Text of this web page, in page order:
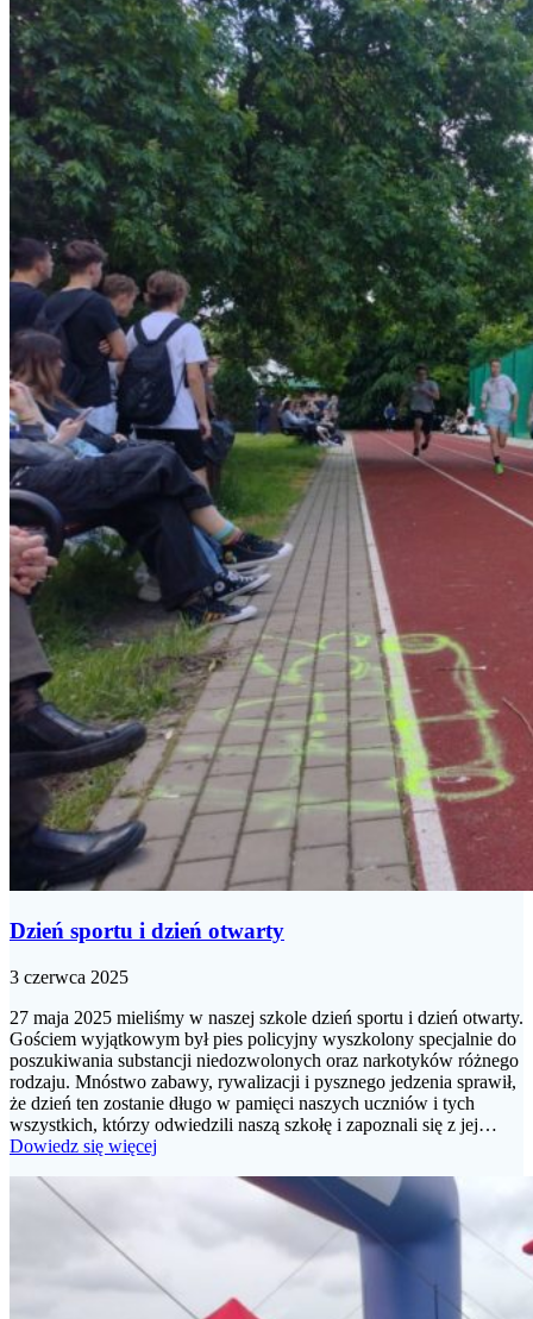
Dzień sportu i dzień otwarty
3 czerwca 2025
27 maja 2025 mieliśmy w naszej szkole dzień sportu i dzień otwarty.
Gościem wyjątkowym był pies policyjny wyszkolony specjalnie do
poszukiwania substancji niedozwolonych oraz narkotyków różnego
rodzaju. Mnóstwo zabawy, rywalizacji i pysznego jedzenia sprawił,
że dzień ten zostanie długo w pamięci naszych uczniów i tych
wszystkich, którzy odwiedzili naszą szkołę i zapoznali się z jej…
Dowiedz się więcej